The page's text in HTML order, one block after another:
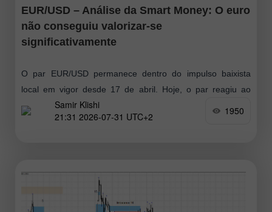
EUR/USD – Análise da Smart Money: O euro
não conseguiu valorizar-se
significativamente
O par EUR/USD permanece dentro do impulso baixista
local em vigor desde 17 de abril. Hoje, o par reagiu ao
Imbalance 17, como eu vinha antecipando há bastante
Samir Klishi
21:31 2026-07-31 UTC+2
1950